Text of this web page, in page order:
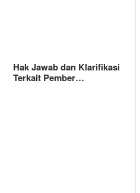
Hak Jawab dan Klarifikasi
Terkait Pember…